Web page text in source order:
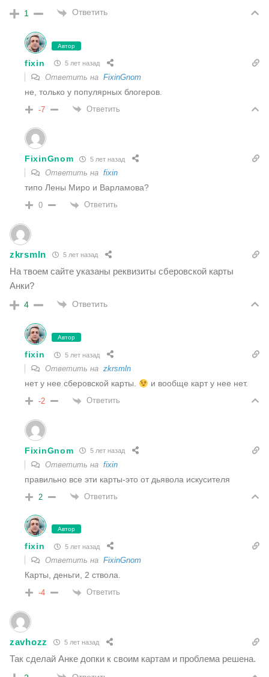
1 Ответить
Автор
fixin 5 лет назад
Ответить на FixinGnom
не, только у популярных блогеров.
-7 Ответить
FixinGnom 5 лет назад
Ответить на fixin
типо Лены Миро и Варламова?
0 Ответить
zkrsmln 5 лет назад
На твоем сайте указаны реквизиты сберовской карты
Анки?
4 Ответить
Автор
fixin 5 лет назад
Ответить на zkrsmln
нет у нее сберовской карты. и вообще карт у нее нет.
-2 Ответить
FixinGnom 5 лет назад
Ответить на fixin
правильно все эти карты-это от дьявола искусителя
2 Ответить
Автор
fixin 5 лет назад
Ответить на FixinGnom
Карты, деньги, 2 ствола.
-4 Ответить
zavhozz 5 лет назад
Так сделай Анке допки к своим картам и проблема решена.